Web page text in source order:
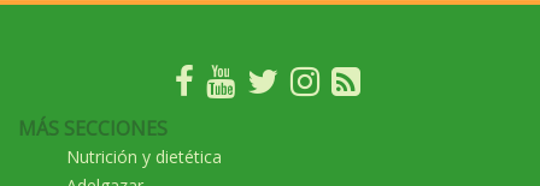
MÁS SECCIONES
Nutrición y dietética